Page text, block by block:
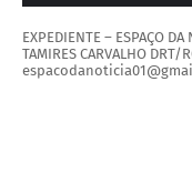
EXPEDIENTE – ESPAÇO
TAMIRES CARVALHO